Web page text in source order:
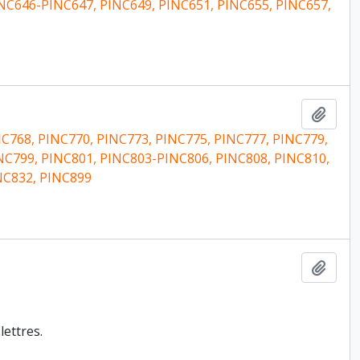
PINC647, PINC649, PINC651, PINC655, PINC657,
PINC770, PINC773, PINC775, PINC777, PINC779,
PINC801, PINC803-PINC806, PINC808, PINC810,
PINC899